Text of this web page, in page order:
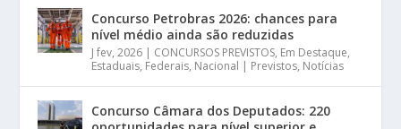
Concurso Petrobras 2026: chances para
nível médio ainda são reduzidas
J fev, 2026 | CONCURSOS PREVISTOS, Em Destaque,
Estaduais, Federais, Nacional | Previstos, Notícias
Concurso Câmara dos Deputados: 220